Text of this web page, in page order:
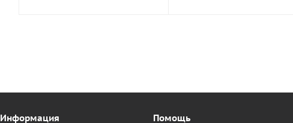
Информация Помощь